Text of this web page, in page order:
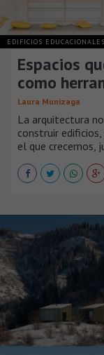
EDIFICIOS EDUCACIONALES
Espacios
como
Laura Munizaga
La arquitectura
construir
el que crecemos,